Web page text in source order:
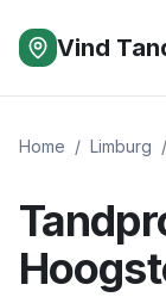
Vind
Home / Limburg /